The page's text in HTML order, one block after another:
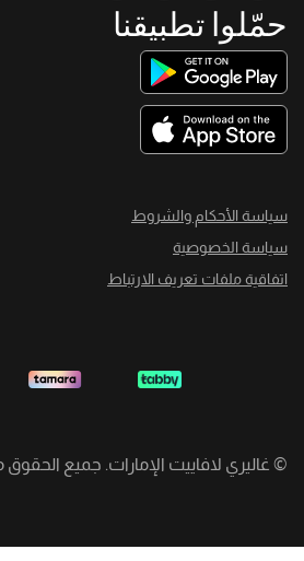
حمّلوا تطبيقنا
سياسة الأحكام والشروط
سياسة الخصوصية
اتفاقية ملفات تعريف الارتباط
© غاليري لافاييت الإمارات. جميع